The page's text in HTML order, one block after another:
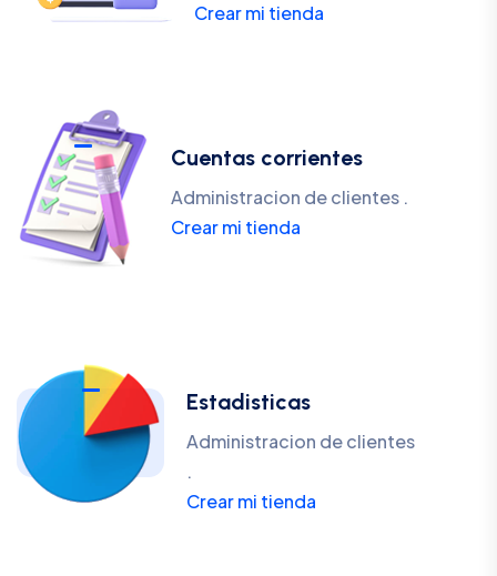
Crear mi tienda
Cuentas corrientes
Administracion de clientes .
Crear mi tienda
Estadisticas
Administracion de clientes
.
Crear mi tienda